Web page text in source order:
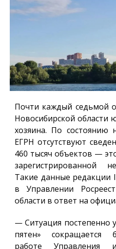
Почти каждый седьмой
Новосибирской области
хозяина. По
ЕГРН отсутствуют
460 тысяч объектов —
зарегистрированной
Такие данные редакции
в Управлении
области в ответ на
— Ситуация постепенно
пятен» сокращается
работе Управления